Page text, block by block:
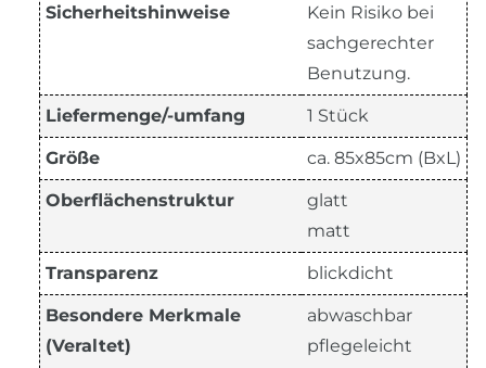
Sicherheitshinweise
Kein Risiko bei
sachgerechter
Benutzung.
Liefermenge/-umfang 1 Stück
Größe ca. 85x85cm (BxL)
Oberflächenstruktur
glatt
matt
Transparenz blickdicht
Besondere Merkmale
(Veraltet)
abwaschbar
pflegeleicht